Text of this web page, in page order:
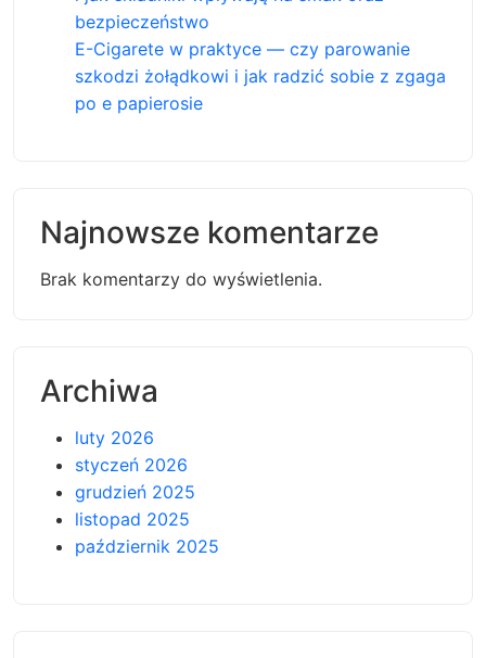
bezpieczeństwo
E-Cigarete w praktyce — czy parowanie
szkodzi żołądkowi i jak radzić sobie z zgaga
po e papierosie
Najnowsze komentarze
Brak komentarzy do wyświetlenia.
Archiwa
luty 2026
styczeń 2026
grudzień 2025
listopad 2025
październik 2025